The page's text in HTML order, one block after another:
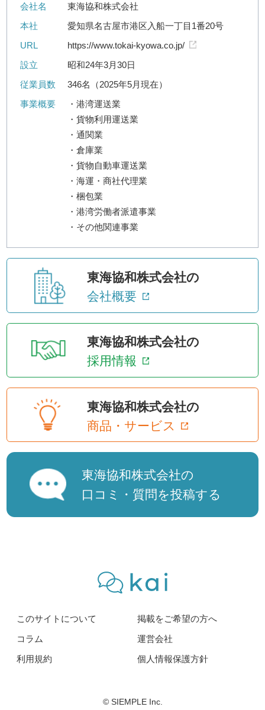
会社名
東海協和株式会社
本社
愛知県名古屋市港区入船一丁目1番20号
URL
https://www.tokai-kyowa.co.jp/
設立
昭和24年3月30日
従業員数
346名（2025年5月現在）
事業概要
・港湾運送業
・貨物利用運送業
・通関業
・倉庫業
・貨物自動車運送業
・海運・商社代理業
・梱包業
・港湾労働者派遣事業
・その他関連事業
東海協和株式会社の
会社概要
東海協和株式会社の
採用情報
東海協和株式会社の
商品・サービス
東海協和株式会社の
口コミ・質問を投稿する
このサイトについて
掲載をご希望の方へ
コラム
運営会社
利用規約
個人情報保護方針
© SIEMPLE Inc.